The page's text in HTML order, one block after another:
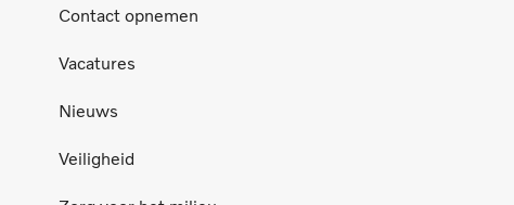
Contact opnemen
Vacatures
Nieuws
Veiligheid